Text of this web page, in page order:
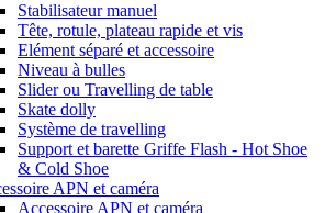
Stabilisateur manuel
Tête, rotule, plateau rapide et vis
Elément séparé et accessoire
Niveau à bulles
Slider ou Travelling de table
Skate dolly
Système de travelling
Support et barette Griffe Flash - Hot Shoe
& Cold Shoe
APN et caméra
Accessoire APN et caméra